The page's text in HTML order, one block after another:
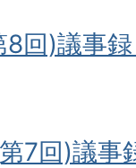
8回)議事
7回)議事